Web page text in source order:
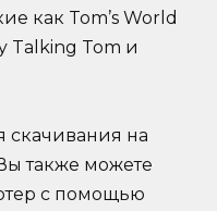
как Tom’s World
Talking Tom и
скачивания на
также можете
с помощью